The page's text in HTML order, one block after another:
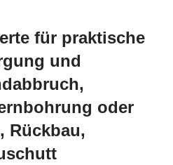
für praktische
und
oder
Rückbau,